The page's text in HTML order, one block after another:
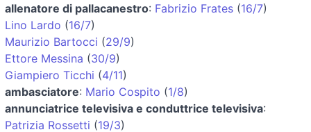
allenatore di pallacanestro: Fabrizio Frates (16/7)
Lino Lardo (16/7)
Maurizio Bartocci (29/9)
Ettore Messina (30/9)
Giampiero Ticchi (4/11)
ambasciatore: Mario Cospito (1/8)
annunciatrice televisiva e conduttrice televisiva:
Patrizia Rossetti (19/3)